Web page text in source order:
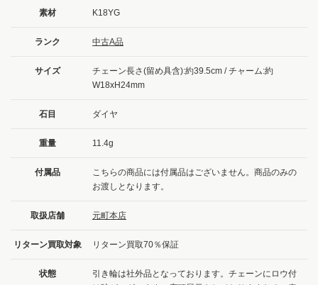
素材 K18YG
ランク 中古A品
サイズ
チェーン長さ(留め具含):約39.5cm / チャーム:約
W18xH24mm
石目 ダイヤ
重量 11.4g
付属品
こちらの商品には付属品はございません。商品のみの
お渡しとなります。
取扱店舗 元町本店
リターン買取対象 リターン買取70％保証
状態
引き輪は社外品となっております。チェーンにロウ付